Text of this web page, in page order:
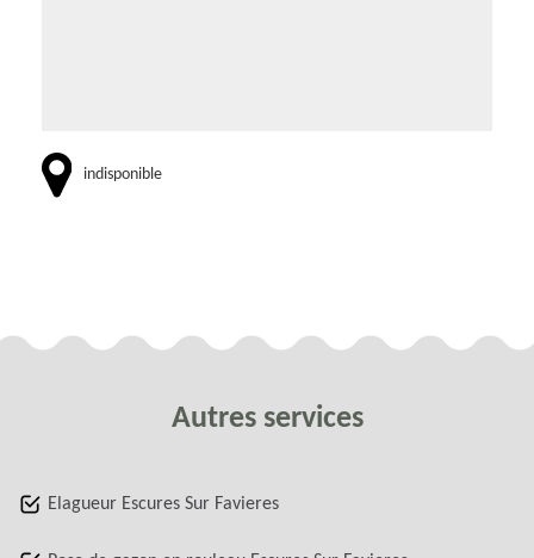
indisponible
Autres services
Elagueur Escures Sur Favieres